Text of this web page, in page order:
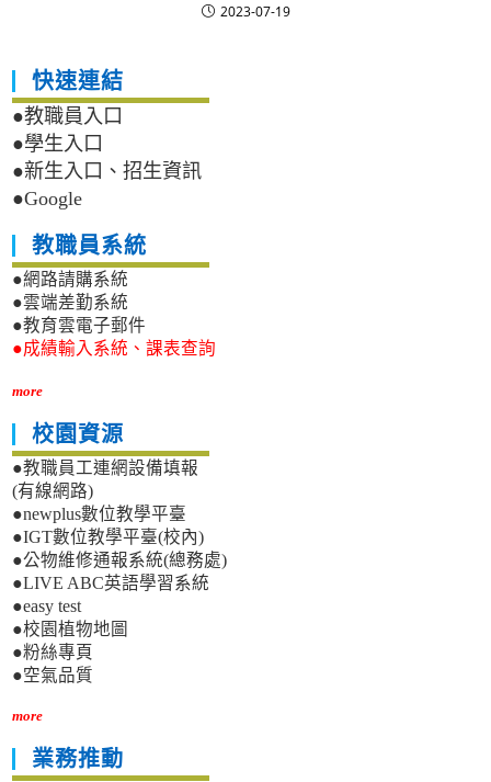
2023-07-19
快速連結
●教職員入口
●學生入口
●新生入口、招生資訊
●Google
教職員系統
●網路請購系統
●雲端差勤系統
●教育雲電子郵件
●成績輸入系統、課表查詢
more
校園資源
●教職員工連網設備填報
(有線網路)
●newplus數位教學平臺
●IGT數位教學平臺(校內)
●公物維修通報系統(總務處)
●LIVE ABC英語學習系統
●easy test
●校園植物地圖
●粉絲專頁
●空氣品質
more
業務推動